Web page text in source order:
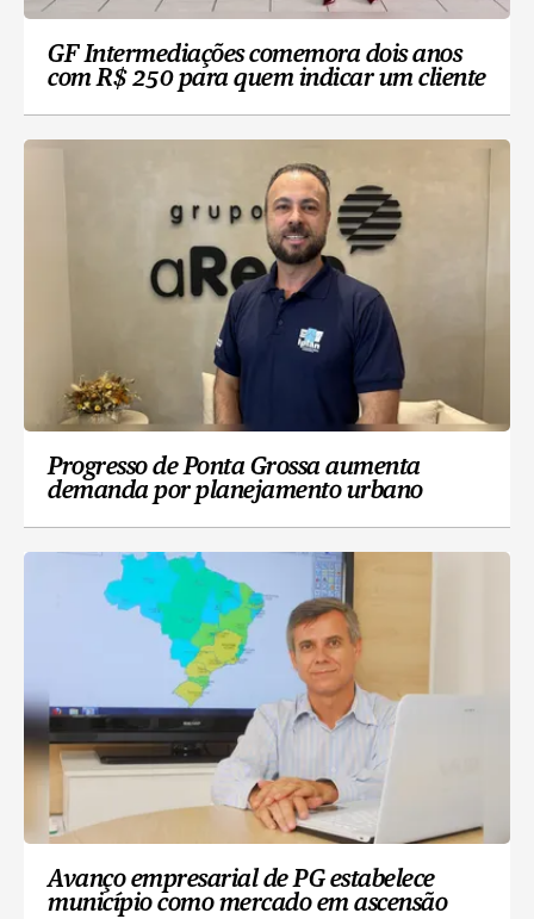
GF Intermediações comemora dois anos
com R$ 250 para quem indicar um cliente
Progresso de Ponta Grossa aumenta
demanda por planejamento urbano
Avanço empresarial de PG estabelece
município como mercado em ascensão